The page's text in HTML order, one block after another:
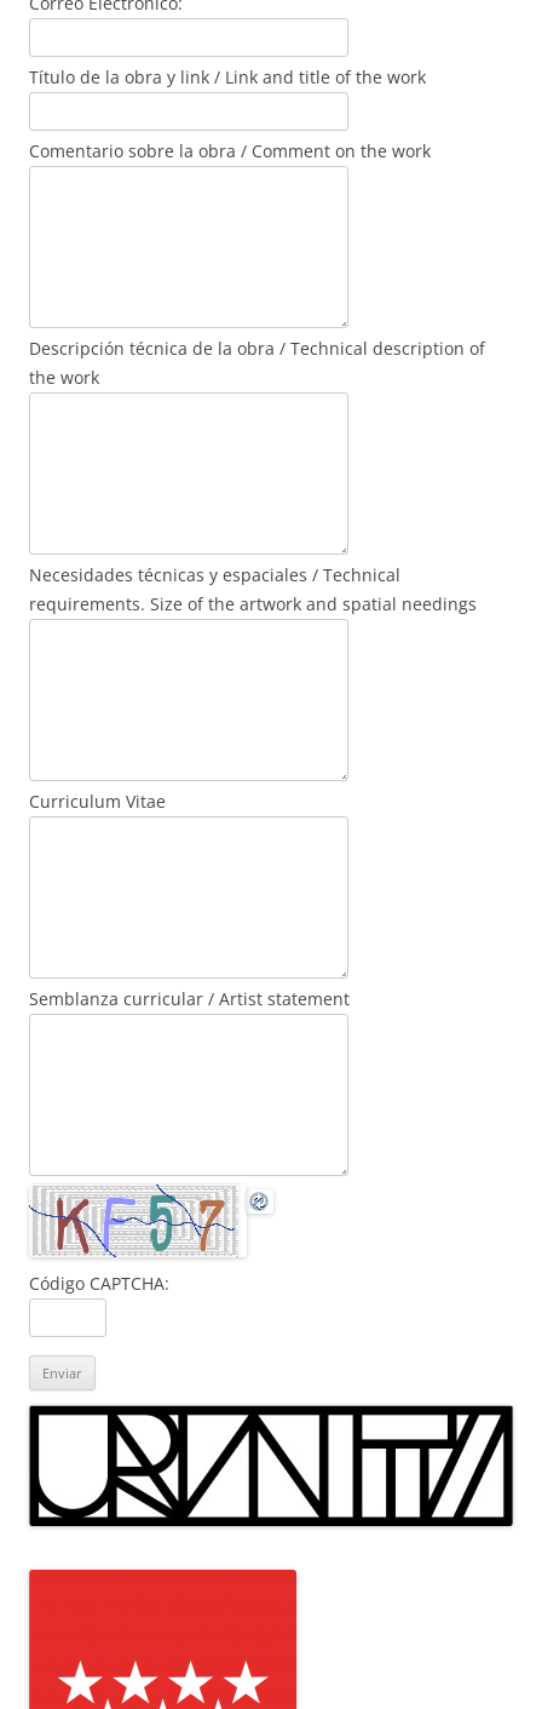
Título de la obra y link / Link and title of the work
Comentario sobre la obra / Comment on the work
Descripción técnica de la obra / Technical description of
the work
Necesidades técnicas y espaciales / Technical
requirements. Size of the artwork and spatial needings
Curriculum Vitae
Semblanza curricular / Artist statement
Código CAPTCHA: